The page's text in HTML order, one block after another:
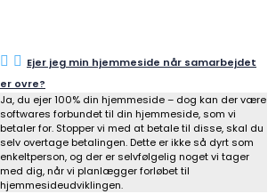
Ejer jeg min hjemmeside når samarbejdet
er ovre?
Ja, du ejer 100% din hjemmeside – dog kan der være
softwares forbundet til din hjemmeside, som vi
betaler for. Stopper vi med at betale til disse, skal du
selv overtage betalingen. Dette er ikke så dyrt som
enkeltperson, og der er selvfølgelig noget vi tager
med dig, når vi planlægger forløbet til
hjemmesideudviklingen.